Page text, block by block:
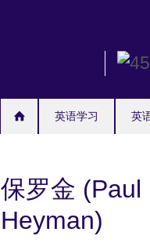
英语学习 英
保罗金 (Paul
Heyman)